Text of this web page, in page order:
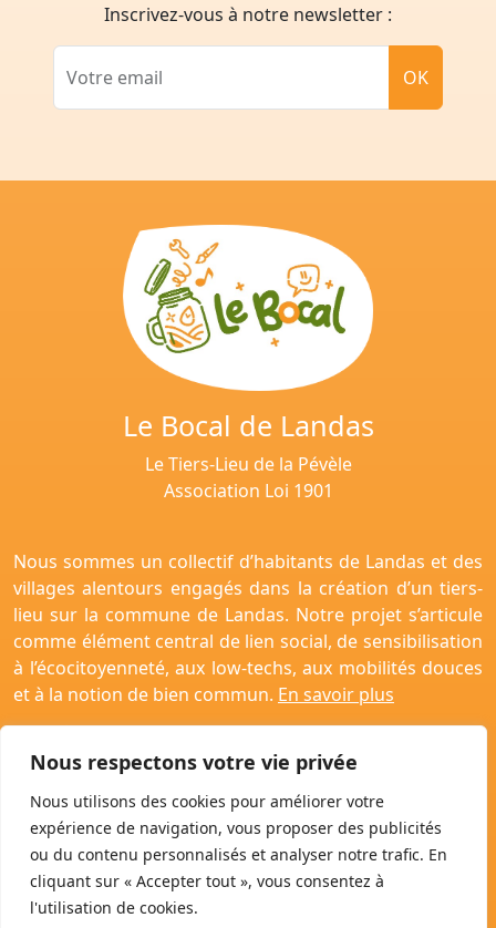
Nous respectons votre vie privée
Nous utilisons des cookies pour améliorer votre
expérience de navigation, vous proposer des publicités
ou du contenu personnalisés et analyser notre trafic. En
cliquant sur « Accepter tout », vous consentez à
l'utilisation de cookies.
Inscrivez-vous à notre newsletter :
Votre email OK
Nous sommes un collectif d’habitants de Landas et des
villages alentours engagés dans la création d’un tiers-
lieu sur la commune de Landas. Notre projet s’articule
comme élément central de lien social, de sensibilisation
à l’écocitoyenneté, aux low-techs, aux mobilités douces
et à la notion de bien commun. En savoir plus
Le Bocal de Landas
Le Tiers-Lieu de la Pévèle
Association Loi 1901
Contactez-nous !
Politique de confidentialité
Politique de Cookie
Mentions Légales